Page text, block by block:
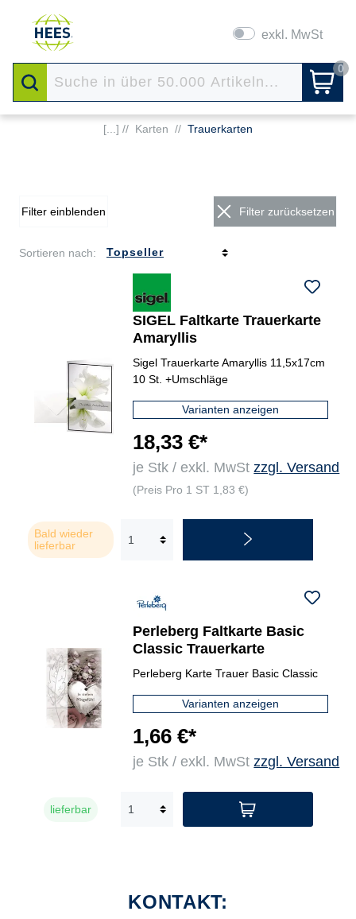
exkl. MwSt
0
[...] // Karten // Trauerkarten
Filter einblenden Filter zurücksetzen
Sortieren nach:
SIGEL Faltkarte Trauerkarte
Amaryllis
Sigel Trauerkarte Amaryllis 11,5x17cm
10 St. +Umschläge
Varianten anzeigen
18,33 €*
je Stk / exkl. MwStzzgl. Versand
(Preis Pro 1 ST 1,83 €)
Bald wieder
lieferbar
Perleberg Faltkarte Basic
Classic Trauerkarte
Perleberg Karte Trauer Basic Classic
Varianten anzeigen
1,66 €*
je Stk / exkl. MwStzzgl. Versand
lieferbar
KONTAKT: